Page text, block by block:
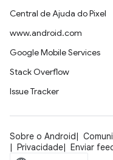
Central de Ajuda do Pixel
www.android.com
Google Mobile Services
Stack Overflow
Issue Tracker
Sobre o Android
Privacidade
Enviar